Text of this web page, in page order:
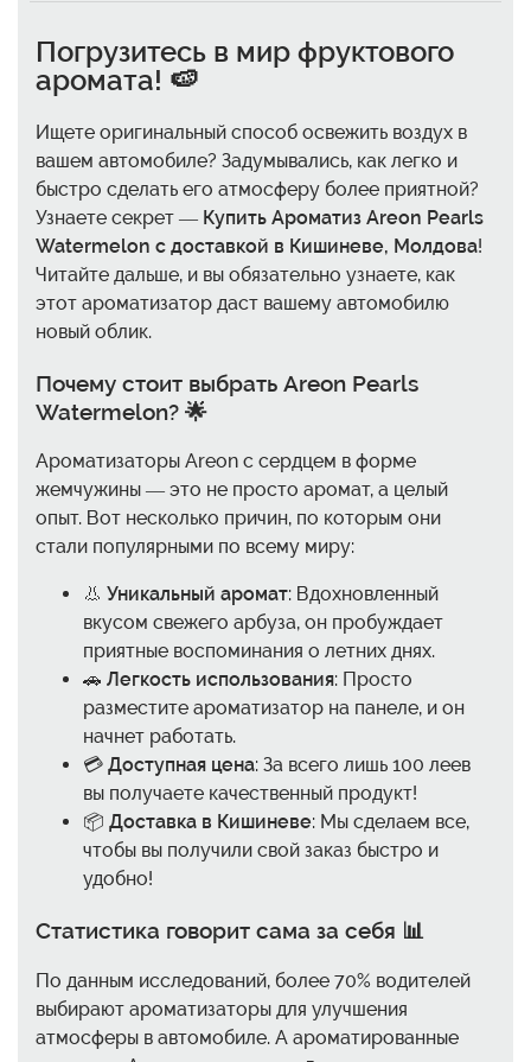
Погрузитесь в мир фруктового
аромата! 🍉
Ищете оригинальный способ освежить воздух в
вашем автомобиле? Задумывались, как легко и
быстро сделать его атмосферу более приятной?
Узнаете секрет — Купить Ароматиз Areon Pearls
Watermelon с доставкой в Кишиневе, Молдова!
Читайте дальше, и вы обязательно узнаете, как
этот ароматизатор даст вашему автомобилю
новый облик.
Почему стоит выбрать Areon Pearls
Watermelon? 🌟
Ароматизаторы Areon с сердцем в форме
жемчужины — это не просто аромат, а целый
опыт. Вот несколько причин, по которым они
стали популярными по всему миру:
👃 Уникальный аромат: Вдохновленный
вкусом свежего арбуза, он пробуждает
приятные воспоминания о летних днях.
🚗 Легкость использования: Просто
разместите ароматизатор на панеле, и он
начнет работать.
💳 Доступная цена: За всего лишь 100 леев
вы получаете качественный продукт!
📦 Доставка в Кишиневе: Мы сделаем все,
чтобы вы получили свой заказ быстро и
удобно!
Статистика говорит сама за себя 📊
По данным исследований, более 70% водителей
выбирают ароматизаторы для улучшения
атмосферы в автомобиле. А ароматированные